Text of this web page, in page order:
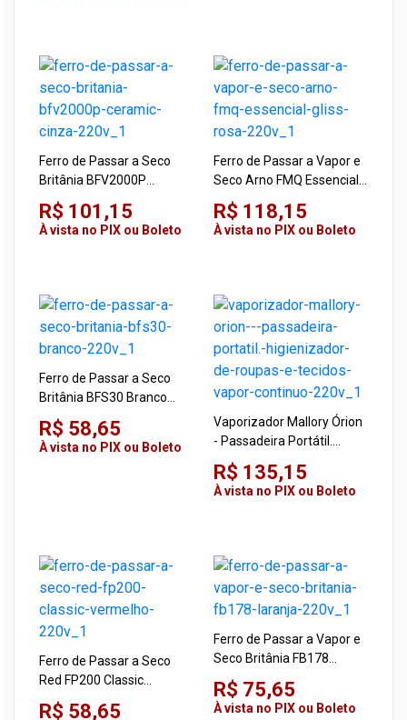
Ferro de Passar a Seco
Britânia BFV2000P
Ceramic Cinza 220V
R$ 101,15
À vista no PIX ou Boleto
Ferro de Passar a Vapor e
Seco Arno FMQ Essencial
Gliss Rosa 220V
R$ 118,15
À vista no PIX ou Boleto
Ferro de Passar a Seco
Britânia BFS30 Branco
220V
R$ 58,65
À vista no PIX ou Boleto
Vaporizador Mallory Órion
- Passadeira Portátil.
Higienizador de Roupas e
Tecidos, Vapor Contínuo
220V
R$ 135,15
À vista no PIX ou Boleto
Ferro de Passar a Seco
Red FP200 Classic
Vermelho 220V
R$ 58,65
Ferro de Passar a Vapor e
Seco Britânia FB178
Laranja 220V
R$ 75,65
À vista no PIX ou Boleto